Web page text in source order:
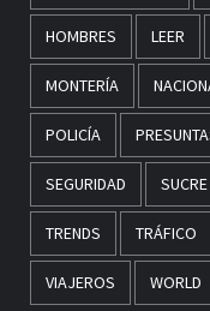
HOMBRES LEER
MONTERÍA
POLICÍA
SEGURIDAD SUCRE
TRENDS TRÁFICO
VIAJEROS WORLD